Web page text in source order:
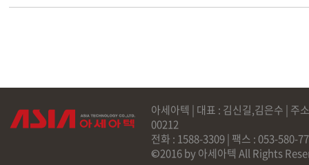
아세아텍 | 대표 : 김신길,김은수 | 주
00212
전화 : 1588-3309 | 팩스 : 053-580-
©2016 by 아세아텍 All Rights